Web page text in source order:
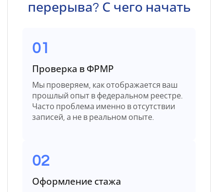
перерыва? С чего начать
01
Проверка в ФРМР
Мы проверяем, как отображается ваш
прошлый опыт в федеральном реестре.
Часто проблема именно в отсутствии
записей, а не в реальном опыте.
02
Оформление стажа